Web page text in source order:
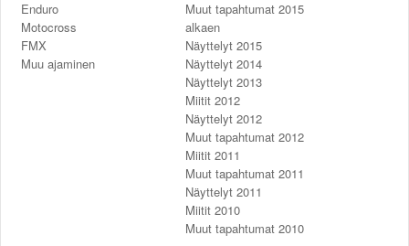
Enduro
Motocross
FMX
Muu ajaminen
Muut tapahtumat 2015
alkaen
Näyttelyt 2015
Näyttelyt 2014
Näyttelyt 2013
Miitit 2012
Näyttelyt 2012
Muut tapahtumat 2012
Miitit 2011
Muut tapahtumat 2011
Näyttelyt 2011
Miitit 2010
Muut tapahtumat 2010